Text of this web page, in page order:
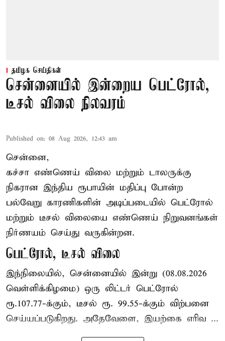
தமிழக செய்திகள்
சென்னையில் இன்றைய பெட்ரோல்,
டீசல் விலை நிலவரம்
Published on: 08 Aug 2026, 12:43 am
சென்னை,
கச்சா எண்ணெய் விலை மற்றும் டாலருக்கு
நிகரான இந்திய ரூபாயின் மதிப்பு போன்ற
பல்வேறு காரணிகளின் அடிப்படையில் பெட்ரோல்
மற்றும் டீசல் விலையை எண்ணெய் நிறுவனங்கள்
நிர்ணயம் செய்து வருகின்றன.
பெட்ரோல், டீசல் விலை
இந்நிலையில், சென்னையில் இன்று (08.08.2026
வெள்ளிக்கிழமை) ஒரு லிட்டர் பெட்ரோல்
ரூ.107.77-க்கும், டீசல் ரூ. 99.55-க்கும் விற்பனை
செய்யப்படுகிறது. அதேவேளை, இயற்கை எரிவ ...